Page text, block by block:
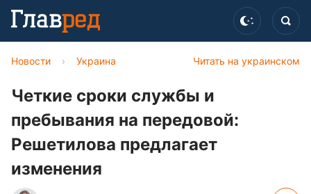
Читать на украинском
Новости › Украина
Четкие сроки службы и
пребывания на передовой:
Решетилова предлагает
изменения